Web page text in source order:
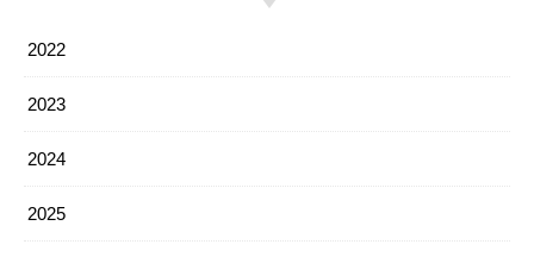
2022
2023
2024
2025